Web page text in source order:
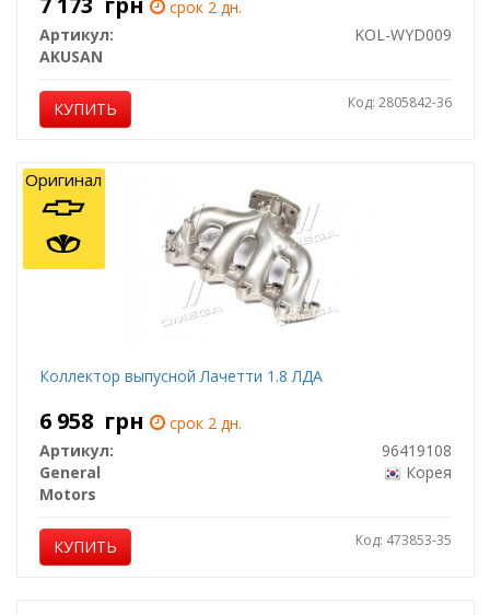
срок 2 дн.
Артикул:
KOL-WYD009
AKUSAN
КУПИТЬ Код: 2805842-36
Коллектор выпусной Лачетти 1.8 ЛДА
6 958 грн
срок 2 дн.
Артикул:
96419108
General
Motors
Корея
КУПИТЬ Код: 473853-35
Оригинал